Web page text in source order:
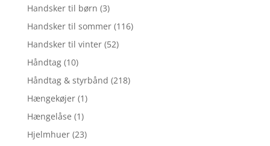
Handsker til børn (3)
Handsker til sommer (116)
Handsker til vinter (52)
Håndtag (10)
Håndtag & styrbånd (218)
Hængekøjer (1)
Hængelåse (1)
Hjelmhuer (23)